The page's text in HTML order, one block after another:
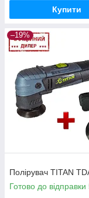
Купити
–19%
Полірувач TITAN
Готово до відправки